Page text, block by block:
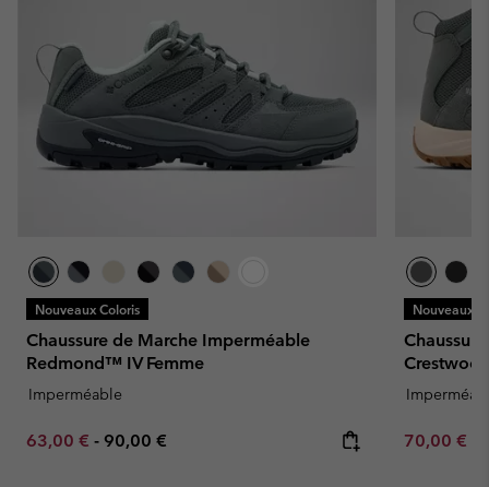
Nouveaux Coloris
Chaussure de Marche Imperméable
Redmond™ IV Femme
Imperméable
Minimum sale price:
63,00 € - Maximum price:
90,00 €
Nouveaux
Minimum
70,00 €